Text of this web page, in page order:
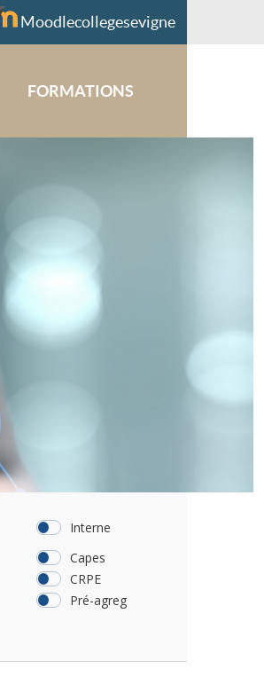
Moodlecollegesevigne
FORMATIONS
Interne
Capes
CRPE
Pré-agreg